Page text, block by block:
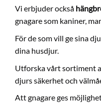
Vi erbjuder också
gnagare som kaniner,
För de som vill ge sina
dina husdjur.
Utforska vårt sortiment
djurs säkerhet och
Att gnagare ges